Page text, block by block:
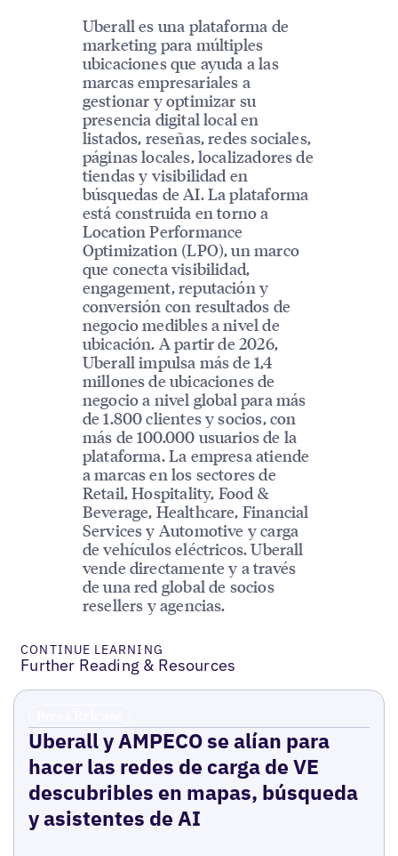
Uberall es una plataforma de
marketing para múltiples
ubicaciones que ayuda a las
marcas empresariales a
gestionar y optimizar su
presencia digital local en
listados, reseñas, redes sociales,
páginas locales, localizadores de
tiendas y visibilidad en
búsquedas de AI. La plataforma
está construida en torno a
Location Performance
Optimization (LPO), un marco
que conecta visibilidad,
engagement, reputación y
conversión con resultados de
negocio medibles a nivel de
ubicación. A partir de 2026,
Uberall impulsa más de 1,4
millones de ubicaciones de
negocio a nivel global para más
de 1.800 clientes y socios, con
más de 100.000 usuarios de la
plataforma. La empresa atiende
a marcas en los sectores de
Retail, Hospitality, Food &
Beverage, Healthcare, Financial
Services y Automotive y carga
de vehículos eléctricos. Uberall
vende directamente y a través
de una red global de socios
resellers y agencias.
CONTINUE LEARNING
Further Reading & Resources
Uberall y AMPECO se alían para
hacer las redes de carga de VE
descubribles en mapas, búsqueda
y asistentes de AI